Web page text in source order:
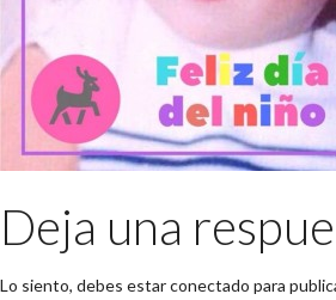
Deja una
Lo siento, debes estarconectado para